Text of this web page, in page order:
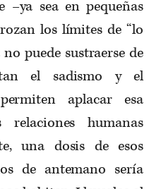
sea en pequeñas
los límites de “lo
puede sustraerse de
el sadismo y el
aplacar esa
humanas
una dosis de esos
de antemano sería